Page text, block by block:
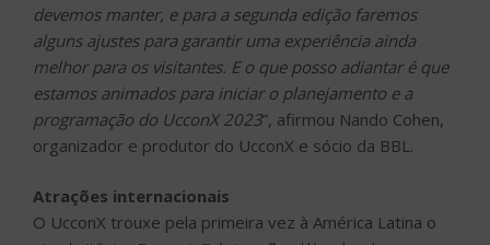
devemos manter, e para a segunda edição faremos
alguns ajustes para garantir uma experiência ainda
melhor para os visitantes. E o que posso adiantar é que
estamos animados para iniciar o planejamento e a
programação do UcconX 2023”, afirmou Nando Cohen,
organizador e produtor do UcconX e sócio da BBL.
Atrações internacionais
O UcconX trouxe pela primeira vez à América Latina o